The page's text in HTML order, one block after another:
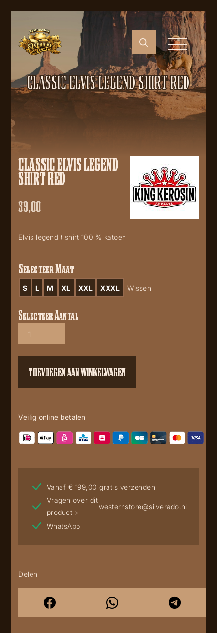
CLASSIC ELVIS LEGEND SHIRT RED
CLASSIC ELVIS LEGEND
SHIRT RED
39,00
Elvis legend t shirt 100 % katoen
Selecteer Maat
S L M XL XXL XXXL Wissen
Classic
legend
aantal
Selecteer Aantal
TOEVOEGEN AAN WINKELWAGEN
Veilig online betalen
Vanaf € 199,00 gratis verzenden
Vragen over dit
product >
westernstore@silverado.nl
WhatsApp
Delen